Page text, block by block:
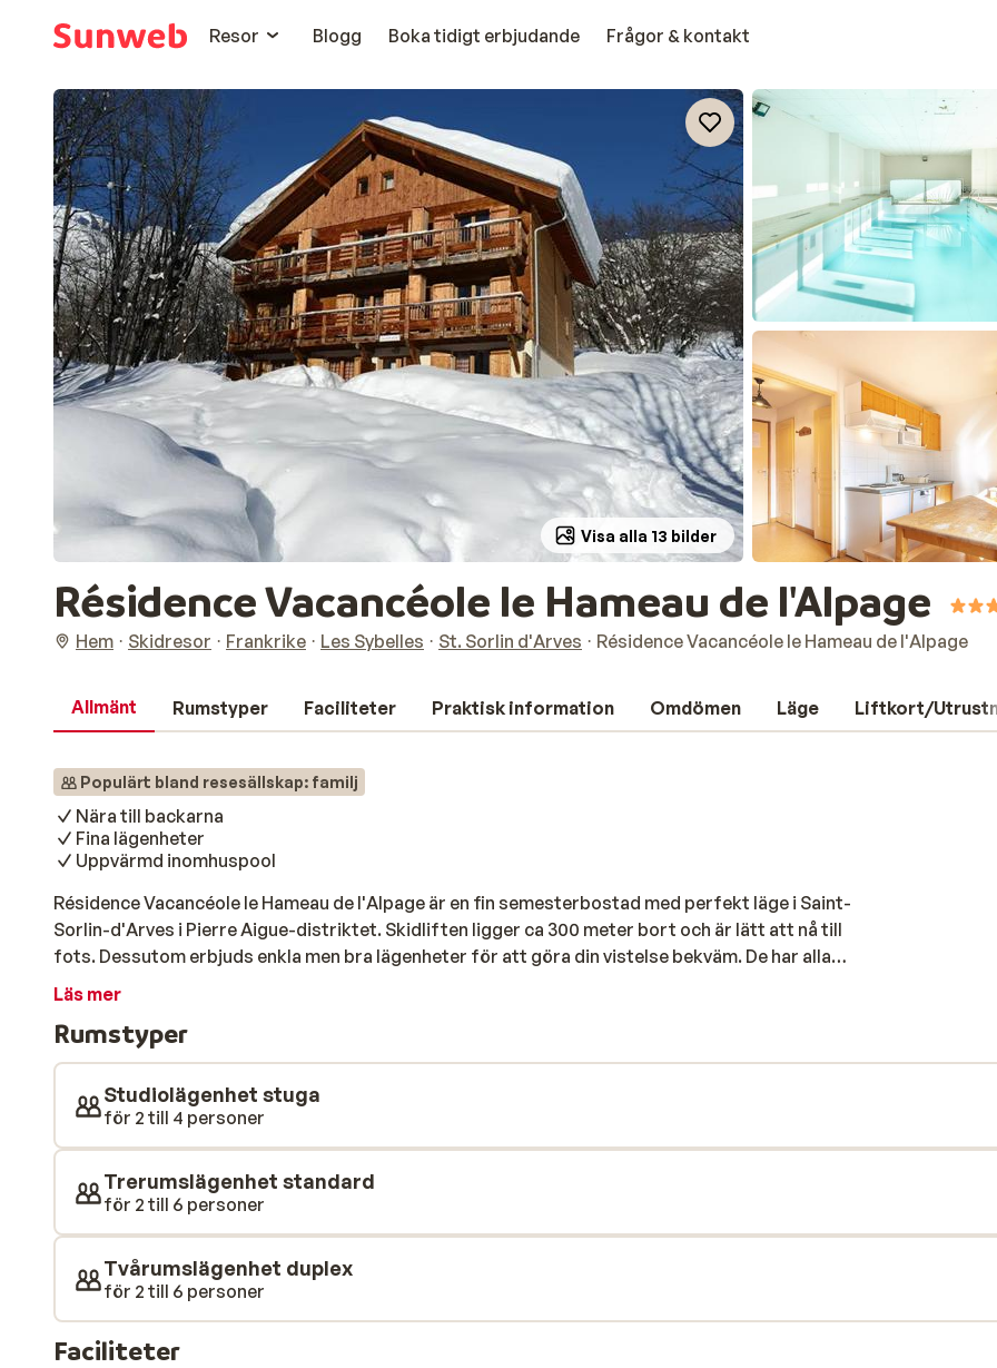
Resor
Blogg Boka tidigt erbjudande Frågor & kontakt
Visa alla 13 bilder
Résidence Vacancéole le Hameau de l'Alpage
Hem Skidresor Frankrike Les Sybelles St. Sorlin d'Arves Résidence Vacancéole le Hameau de l'Alpage
Allmänt Rumstyper Faciliteter Praktisk information Omdömen Läge Liftkort/
Populärt bland resesällskap: familj
Nära till backarna
Fina lägenheter
Uppvärmd inomhuspool
Résidence Vacancéole le Hameau de l'Alpage är en fin semesterbostad med perfekt läge i Saint-
Sorlin-d'Arves i Pierre Aigue-distriktet. Skidliften ligger ca 300 meter bort och är lätt att nå till
fots. Dessutom erbjuds enkla men bra lägenheter för att göra din vistelse bekväm. De har alla
kök, mysigt vardagsrum, sovrum, badrum och balkong. Om du känner för att ta ett dopp efter
Läs mer
Rumstyper
Studiolägenhet stuga
för 2 till 4 personer
Trerumslägenhet standard
för 2 till 6 personer
Tvårumslägenhet duplex
för 2 till 6 personer
Faciliteter